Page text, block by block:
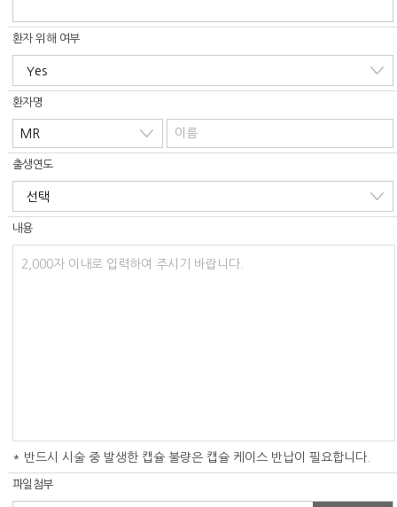
환자 위해 여부
환자명
출생연도
내용
* 반드시 시술 중 발생한 캡슐 불량은 캡슐 케이스 반납이 필요합니다.
파일첨부